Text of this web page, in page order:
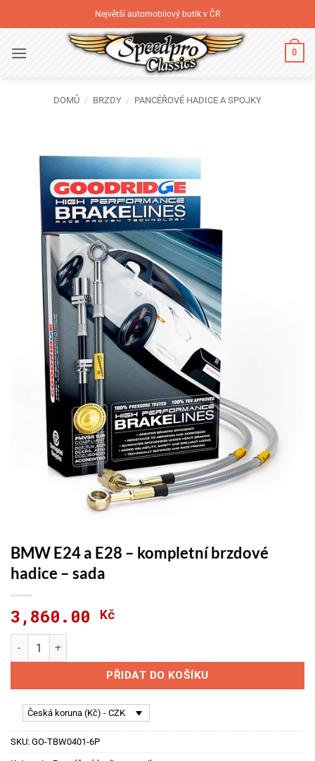
na
Největší automobilový butik v ČR
0
DOMŮ / BRZDY / PANCÉŘOVÉ HADICE A SPOJKY
BMW E24 a E28 – kompletní brzdové
hadice – sada
3,860.00 Kč
BMW E24 a E28 - kompletní brzdové hadice - sada množství
PŘIDAT DO KOŠÍKU
Česká koruna (Kč) - CZK
SKU: GO-TBW0401-6P